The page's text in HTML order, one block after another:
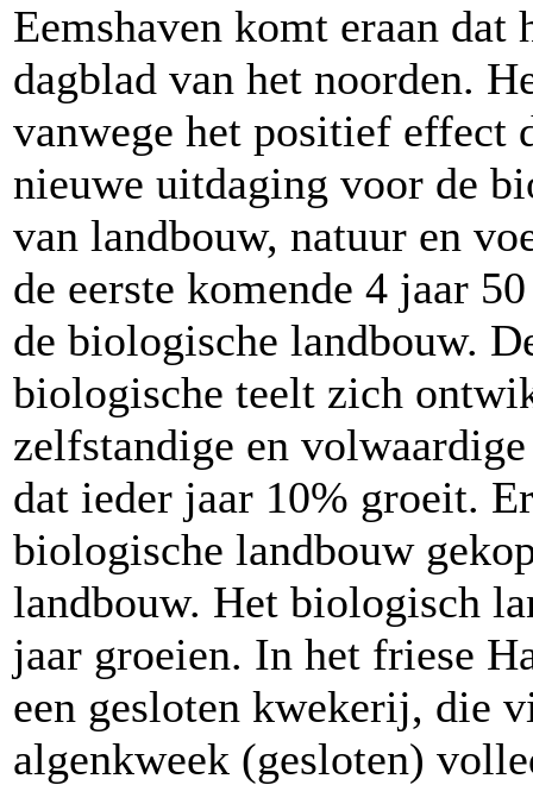
Eemshaven komt eraan dat
dagblad van het noorden.
vanwege het positief effect
nieuwe uitdaging voor de
van landbouw, natuur en
de eerste komende 4 jaar
de biologische landbouw.
biologische teelt zich
zelfstandige en
dat ieder jaar 10% groeit.
biologische landbouw
landbouw. Het biologisch
jaar groeien. In het friese
een gesloten kwekerij, die
algenkweek (gesloten)